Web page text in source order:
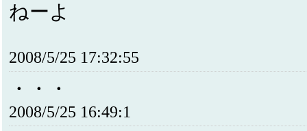
ねーよ
2008/5/25 17:32:55
・・・
2008/5/25 16:49:1